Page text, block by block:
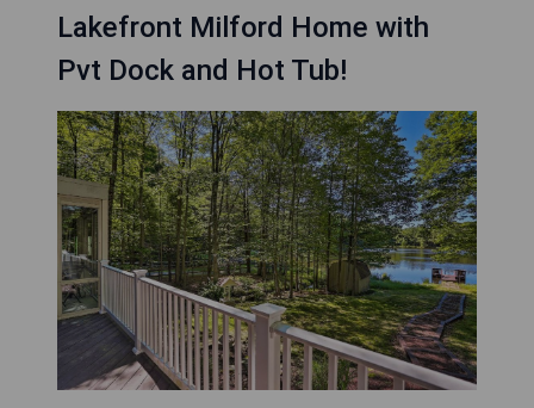
Lakefront Milford Home with
Pvt Dock and Hot Tub!